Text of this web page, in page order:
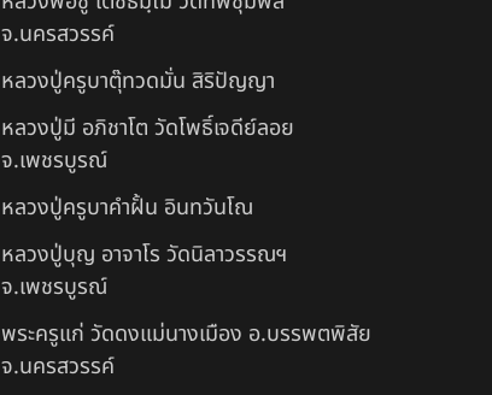
จ.นครสวรรค์
หลวงปู่ครูบาตุ๊ทวดมั่น สิริปัญญา
หลวงปู่มี อภิชาโต วัดโพธิ์เจดีย์ลอย
จ.เพชรบูรณ์
หลวงปู่ครูบาคำฝั้น อินทวันโณ
หลวงปู่บุญ อาจาโร วัดนิลาวรรณฯ
จ.เพชรบูรณ์
พระครูแก่ วัดดงแม่นางเมือง อ.บรรพตพิสัย
จ.นครสวรรค์